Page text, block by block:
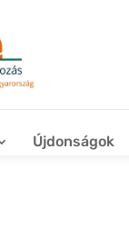
Újdonságok